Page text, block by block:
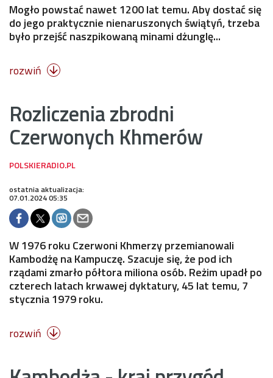
Mogło powstać nawet 1200 lat temu. Aby dostać się
do jego praktycznie nienaruszonych świątyń, trzeba
było przejść naszpikowaną minami dżunglę...
rozwiń 
Rozliczenia zbrodni
Czerwonych Khmerów
ostatnia aktualizacja:
07.01.2024 05:35
W 1976 roku Czerwoni Khmerzy przemianowali
Kambodżę na Kampuczę. Szacuje się, że pod ich
rządami zmarło półtora miliona osób. Reżim upadł po
czterech latach krwawej dyktatury, 45 lat temu, 7
stycznia 1979 roku.
rozwiń 